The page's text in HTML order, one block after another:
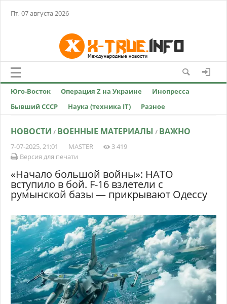
Пт, 07 августа 2026
Юго-Восток Операция Z на Украине
Инопресса
Бывший СССР
Наука (техника IT) Разное
НОВОСТИ / ВОЕННЫЕ МАТЕРИАЛЫ / ВАЖНО
7-07-2025, 21:01 MASTER
3 419
Версия для печати
«Начало большой войны»: НАТО
вступило в бой. F-16 взлетели с
румынской базы — прикрывают Одессу